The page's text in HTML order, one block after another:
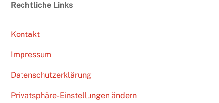
Rechtliche Links
Kontakt
Impressum
Datenschutzerklärung
Privatsphäre-Einstellungen ändern